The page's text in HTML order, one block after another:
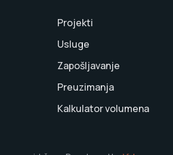
Projekti
Usluge
Zapošljavanje
Preuzimanja
Kalkulator volumena